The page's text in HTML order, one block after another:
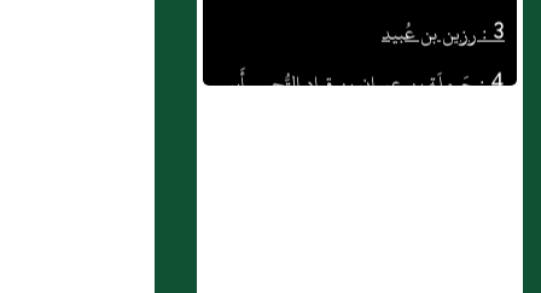
4 : حَرملَة بن عِمران بن قراد التُّجيبي أَبو
حفص